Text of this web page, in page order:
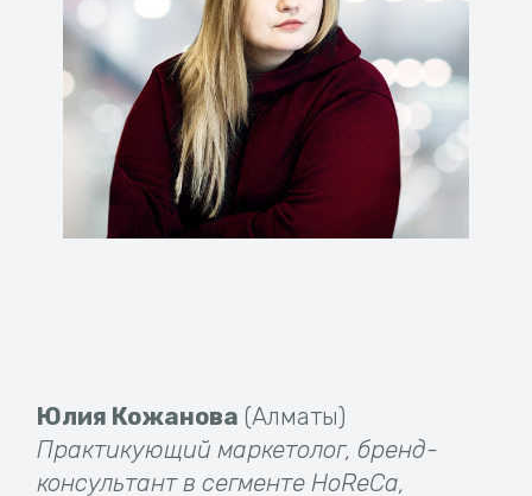
Юлия Кожанова (Алматы)
Практикующий маркетолог, бренд-
консультант в сегменте HoReCa,